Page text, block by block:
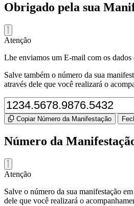
Obrigado pela sua
Atenção
Lhe enviamos um E-mail com os dados
Salve também o número da sua
através dele que você realizará o
Copiar Número da Manifestação
Número da
Atenção
Salve o número da sua manifestação
dele que você realizará o